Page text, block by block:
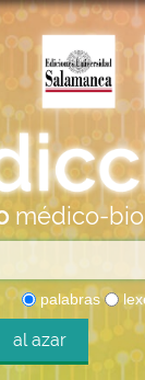
médico-
palabras
al azar